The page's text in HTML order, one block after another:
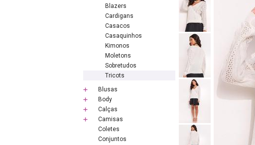
Blazers
Cardigans
Casacos
Casaquinhos
Kimonos
Moletons
Sobretudos
Tricots
Blusas
Body
Calças
Camisas
Coletes
Conjuntos